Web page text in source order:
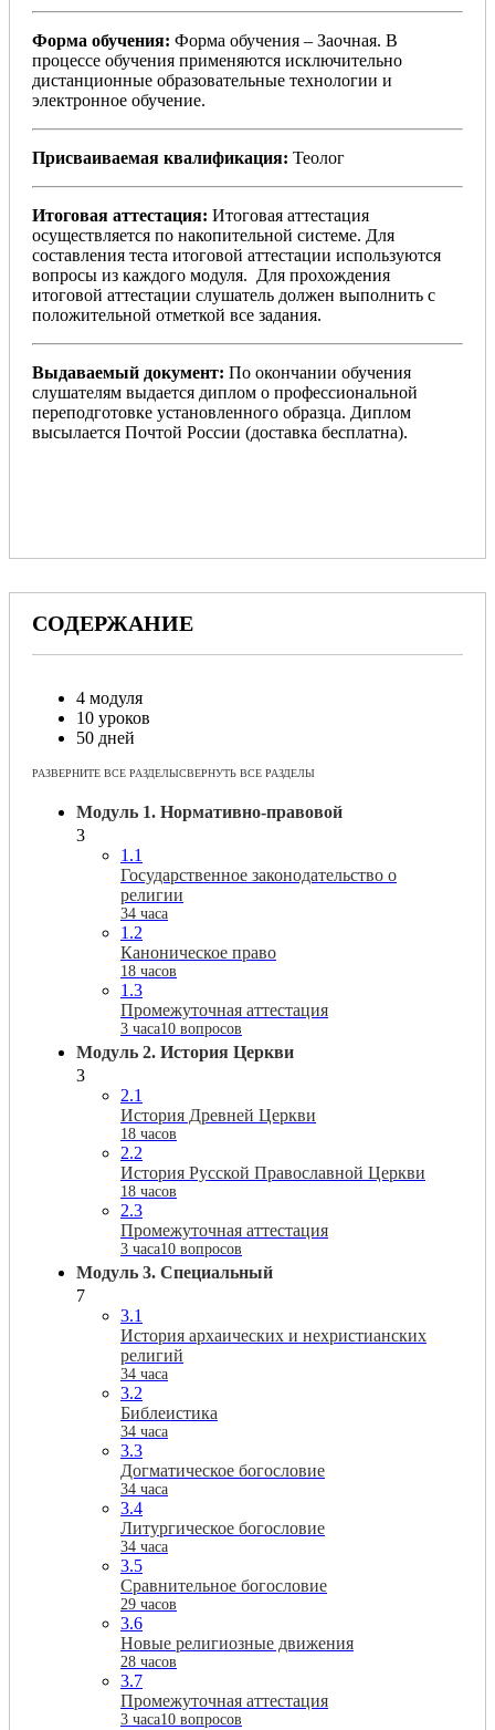
Форма обучения: Форма обучения – Заочная. В
процессе обучения применяются исключительно
дистанционные образовательные технологии и
электронное обучение.
Присваиваемая квалификация: Теолог
Итоговая аттестация: Итоговая аттестация
осуществляется по накопительной системе. Для
составления теста итоговой аттестации используются
вопросы из каждого модуля. Для прохождения
итоговой аттестации слушатель должен выполнить с
положительной отметкой все задания.
Выдаваемый документ: По окончании обучения
слушателям выдается диплом о профессиональной
переподготовке установленного образца. Диплом
высылается Почтой России (доставка бесплатна).
СОДЕРЖАНИЕ
4 модуля
10 уроков
50 дней
РАЗВЕРНИТЕ ВСЕ РАЗДЕЛЫСВЕРНУТЬ ВСЕ РАЗДЕЛЫ
Модуль 1. Нормативно-правовой
3
1.1
Государственное законодательство о
религии
34 часа
1.2
Каноническое право
18 часов
1.3
Промежуточная аттестация
3 часа10 вопросов
Модуль 2. История Церкви
3
2.1
История Древней Церкви
18 часов
2.2
История Русской Православной Церкви
18 часов
2.3
Промежуточная аттестация
3 часа10 вопросов
Модуль 3. Специальный
7
3.1
История архаических и нехристианских
религий
34 часа
3.2
Библеистика
34 часа
3.3
Догматическое богословие
34 часа
3.4
Литургическое богословие
34 часа
3.5
Сравнительное богословие
29 часов
3.6
Новые религиозные движения
28 часов
3.7
Промежуточная аттестация
3 часа10 вопросов